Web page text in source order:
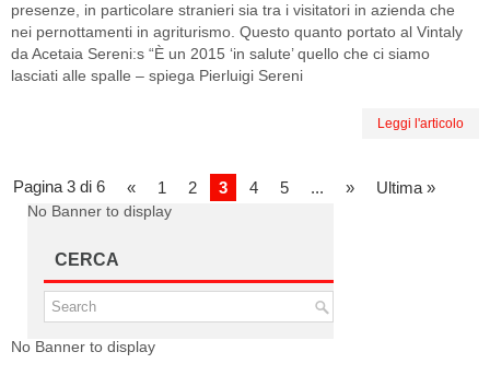
presenze, in particolare stranieri sia tra i visitatori in azienda che
nei pernottamenti in agriturismo. Questo quanto portato al Vintaly
da Acetaia Sereni:s “È un 2015 ‘in salute’ quello che ci siamo
lasciati alle spalle – spiega Pierluigi Sereni
Leggi l'articolo
Pagina 3 di 6 « 1 2 3 4 5 ... » Ultima »
No Banner to display
CERCA
No Banner to display